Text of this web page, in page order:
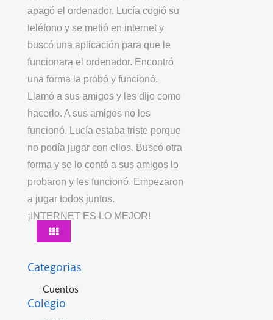
apagó el ordenador. Lucía cogió su
teléfono y se metió en internet y
buscó una aplicación para que le
funcionara el ordenador. Encontró
una forma la probó y funcionó.
Llamó a sus amigos y les dijo como
hacerlo. A sus amigos no les
funcionó. Lucía estaba triste porque
no podía jugar con ellos. Buscó otra
forma y se lo contó a sus amigos lo
probaron y les funcionó. Empezaron
a jugar todos juntos.
¡INTERNET ES LO MEJOR!
Categorias
Cuentos
Colegio